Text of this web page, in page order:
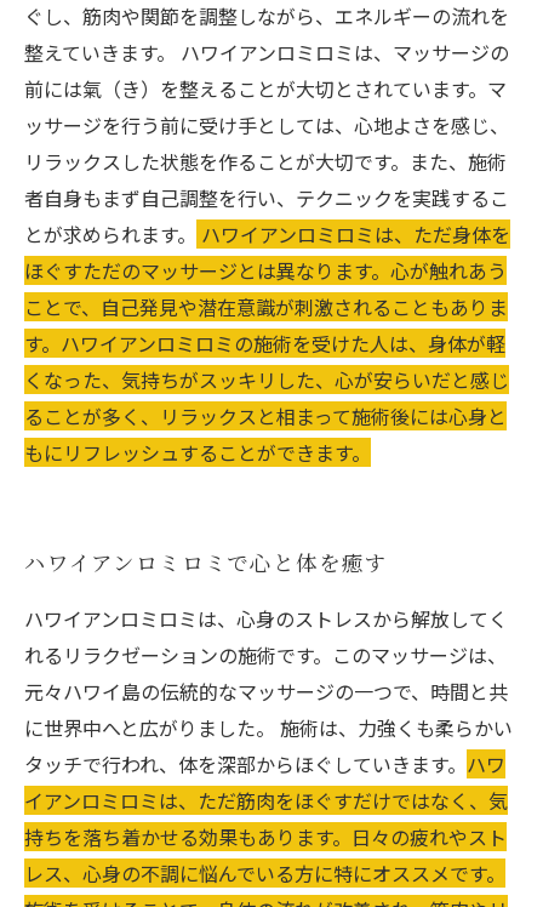
ぐし、筋肉や関節を調整しながら、エネルギーの流れを
整えていきます。 ハワイアンロミロミは、マッサージの
前には氣（き）を整えることが大切とされています。マ
ッサージを行う前に受け手としては、心地よさを感じ、
リラックスした状態を作ることが大切です。また、施術
者自身もまず自己調整を行い、テクニックを実践するこ
とが求められます。
ハワイアンロミロミは、ただ身体を
ほぐすただのマッサージとは異なります。心が触れあう
ことで、自己発見や潜在意識が刺激されることもありま
す。ハワイアンロミロミの施術を受けた人は、身体が軽
くなった、気持ちがスッキリした、心が安らいだと感じ
ることが多く、リラックスと相まって施術後には心身と
もにリフレッシュすることができます。
ハワイアンロミロミで心と体を癒す
ハワイアンロミロミは、心身のストレスから解放してく
れるリラクゼーションの施術です。このマッサージは、
元々ハワイ島の伝統的なマッサージの一つで、時間と共
に世界中へと広がりました。 施術は、力強くも柔らかい
タッチで行われ、体を深部からほぐしていきます。 ハワ
イアンロミロミは、ただ筋肉をほぐすだけではなく、気
持ちを落ち着かせる効果もあります。日々の疲れやスト
レス、心身の不調に悩んでいる方に特にオススメです。